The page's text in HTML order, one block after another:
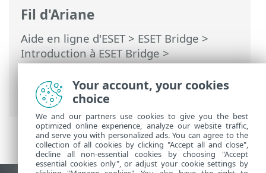
Fil d'Ariane
Aide en ligne d'ESET> ESET Bridge >
Introduction à ESET Bridge>
Transmission des communications entre
les agents ESET Management et le
serveur ESET PROTECT
Your account, your cookies
choice
We and our partners use cookies to give you the best
optimized online experience, analyze our website traffic,
and serve you with personalized ads. You can agree to the
collection of all cookies by clicking "Accept all and close",
decline all non-essential cookies by choosing "Accept
essential cookies only", or adjust your cookie settings by